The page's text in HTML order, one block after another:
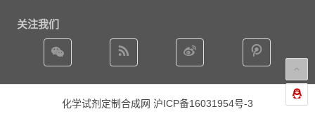
关注我们
化学试剂定制合成网 沪ICP备16031954号-3